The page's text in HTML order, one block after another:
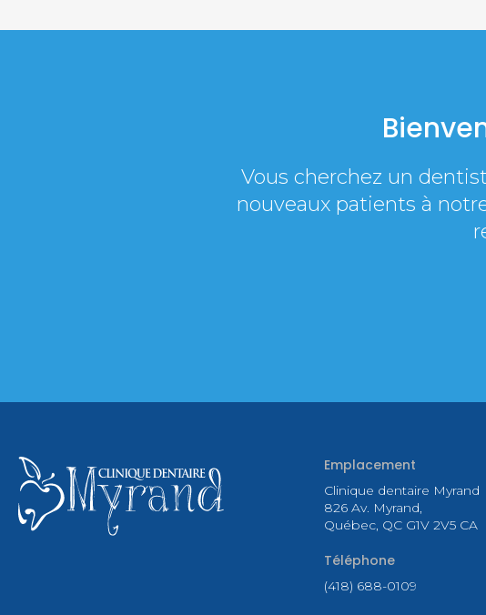
Vous cherchez un
nouveaux patients à
Emplacement
Clinique dentaire Myrand
826 Av. Myrand
Québec QC G1V 2V5 CA
Téléphone
(418) 688-0109